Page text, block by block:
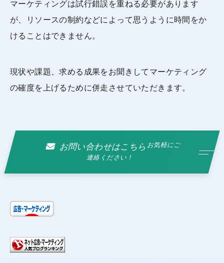
マーケティングは試行錯誤を重ねる必要があります
が、リソースの制約などによって思うように時間をか
けることはできません。
現状や課題、求める成果をお聞きしてマーケティング
の確度を上げるために併走させていただきます。
お問い合わせはこちらお気軽にご
連絡ください！